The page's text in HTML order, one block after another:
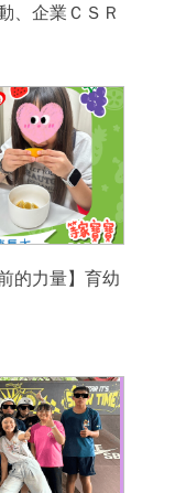
、企業ＣＳＲ
的力量】育幼